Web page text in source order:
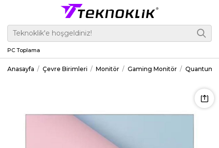
PC Toplama
Anasayfa Çevre Birimleri Monitör Gaming Monitör Quantum